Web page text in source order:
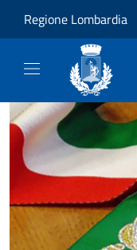
Regione Lombardia